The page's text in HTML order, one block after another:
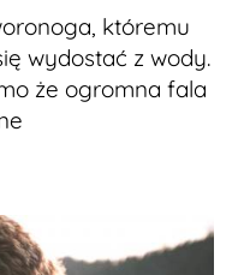
któremu
wydostać z wody.
że ogromna fala